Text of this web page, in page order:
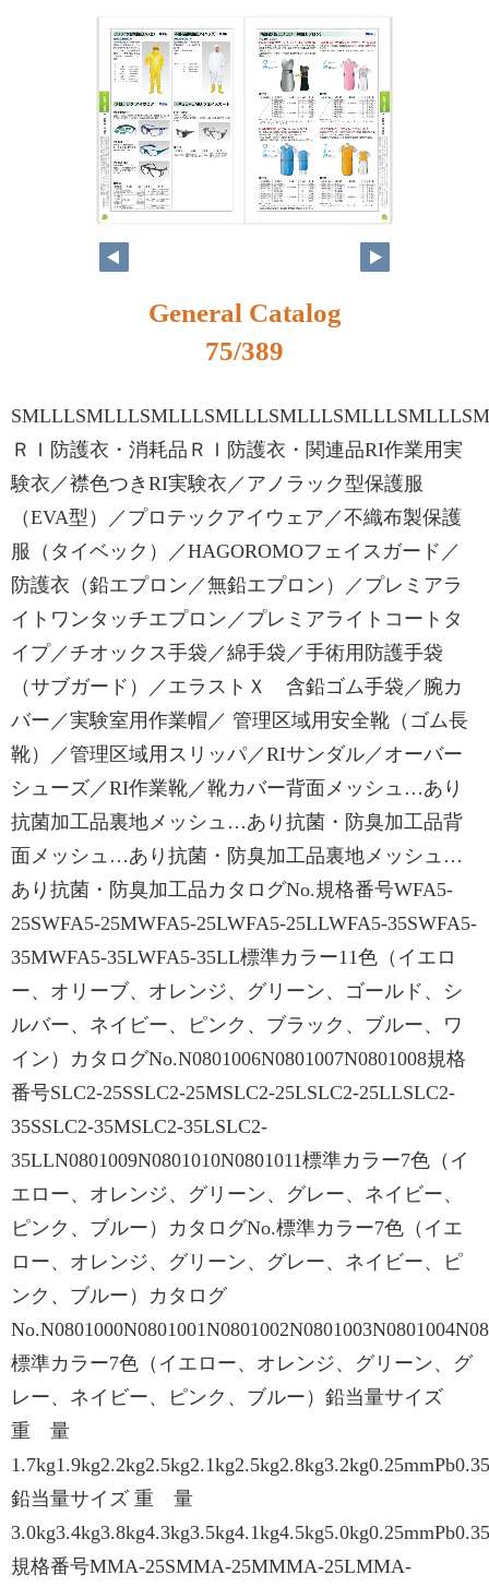
58 59
General Catalog
75/389
ＲＩ防護衣・消耗品ＲＩ防護衣・関連品RI作業用実
験衣／襟色つきRI実験衣／アノラック型保護服
（EVA型）／プロテックアイウェア／不織布製保護
服（タイベック）／HAGOROMOフェイスガード／
防護衣（鉛エプロン／無鉛エプロン）／プレミアラ
イトワンタッチエプロン／プレミアライトコートタ
イプ／チオックス手袋／綿手袋／手術用防護手袋
（サブガード）／エラストＸ 含鉛ゴム手袋／腕カ
バー／実験室用作業帽／ 管理区域用安全靴（ゴム長
靴）／管理区域用スリッパ／RIサンダル／オーバー
シューズ／RI作業靴／靴カバー背面メッシュ…あり
抗菌加工品裏地メッシュ…あり抗菌・防臭加工品背
面メッシュ…あり抗菌・防臭加工品裏地メッシュ…
あり抗菌・防臭加工品カタログNo.規格番号WFA5-
25SWFA5-25MWFA5-25LWFA5-25LLWFA5-35SWFA5-
35MWFA5-35LWFA5-35LL標準カラー11色（イエロ
ー、オリーブ、オレンジ、グリーン、ゴールド、シ
ルバー、ネイビー、ピンク、ブラック、ブルー、ワ
イン）カタログNo.N0801006N0801007N0801008規格
番号SLC2-25SSLC2-25MSLC2-25LSLC2-25LLSLC2-
35SSLC2-35MSLC2-35LSLC2-
35LLN0801009N0801010N0801011標準カラー7色（イ
エロー、オレンジ、グリーン、グレー、ネイビー、
ピンク、ブルー）カタログNo.標準カラー7色（イエ
ロー、オレンジ、グリーン、グレー、ネイビー、ピ
ンク、ブルー）カタログ
標準カラー7色（イエロー、オレンジ、グリーン、グ
レー、ネイビー、ピンク、ブルー）鉛当量サイズ
重 量
鉛当量サイズ 重 量
規格番号MMA-25SMMA-25MMMA-25LMMA-